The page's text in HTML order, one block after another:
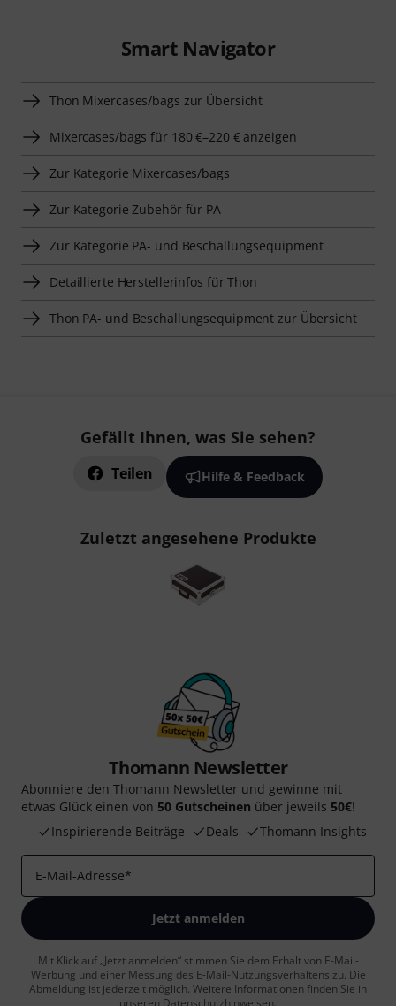
Smart Navigator
Thon Mixercases/bags zur Übersicht
Mixercases/bags für 180 €–220 € anzeigen
Zur Kategorie Mixercases/bags
Zur Kategorie Zubehör für PA
Zur Kategorie PA- und Beschallungsequipment
Detaillierte Herstellerinfos für Thon
Thon PA- und Beschallungsequipment zur Übersicht
Gefällt Ihnen, was Sie sehen?
Teilen Hilfe & Feedback
Zuletzt angesehene Produkte
Thomann Newsletter
Abonniere den Thomann Newsletter und gewinne mit
etwas Glück einen von 50 Gutscheinen über jeweils 50€!
Inspirierende Beiträge
Deals Thomann Insights
E-Mail-Adresse*
Jetzt anmelden
Mit Klick auf „Jetzt anmelden“ stimmen Sie dem Erhalt von E-Mail-
Werbung und einer Messung des E-Mail-Nutzungsverhaltens zu. Die
Abmeldung ist jederzeit möglich. Weitere Informationen finden Sie in